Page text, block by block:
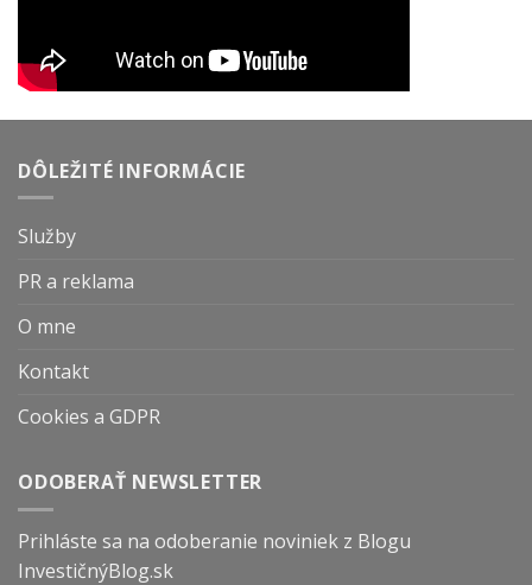
DÔLEŽITÉ INFORMÁCIE
Služby
PR a reklama
O mne
Kontakt
Cookies a GDPR
ODOBERAŤ NEWSLETTER
Prihláste sa na odoberanie noviniek z Blogu
InvestičnýBlog.sk